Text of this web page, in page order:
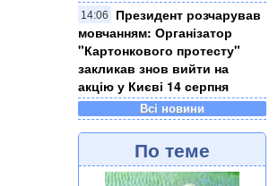
14:06
Президент розчарував
мовчанням: Організатор
"Картонкового протесту"
закликав знов вийти на
акцію у Києві 14 серпня
Всі новини
По теме